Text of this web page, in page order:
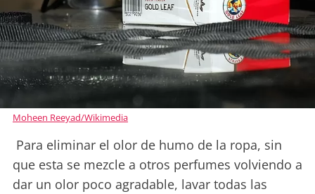
Moheen Reeyad/Wikimedia
Para eliminar el olor de humo de la ropa, sin
que esta se mezcle a otros perfumes volviendo a
dar un olor poco agradable, lavar todas las